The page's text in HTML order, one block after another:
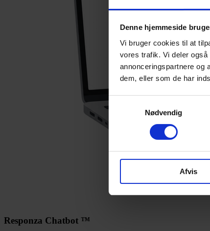
Denne hjemmeside
Vi bruger cookies til at
vores trafik. Vi deler
annonceringspartnere og
dem, eller som de har
Samtykkevalg
Nødvendig
Afvis
Responza Chatbot ™